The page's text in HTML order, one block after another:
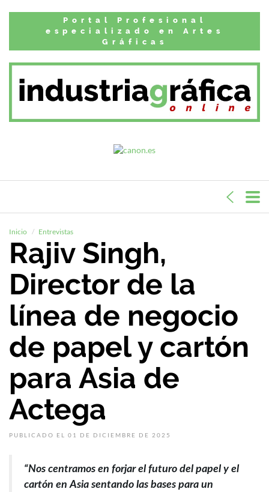
Portal Profesional
especializado en Artes
Gráficas
Inicio Entrevistas
Rajiv Singh,
Director de la
línea de negocio
de papel y cartón
para Asia de
Actega
PUBLICADO EL 01 DE DICIEMBRE DE 2025
“Nos centramos en forjar el futuro del papel y el
cartón en Asia sentando las bases para un